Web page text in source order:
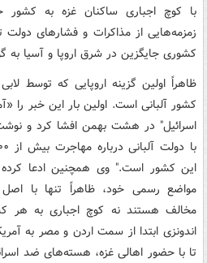
با کوچ اجباری ساکنان غزه به
زمزمه‌هایی از مذاکرات و فشارهای دولت
کشوری جایگزین در شرق اروپا و آسیا
ظاهراً اولین گزینه اروپایی که توسط
اسرائیل" در هشت بهمن افشا کرد و
این کشور است." وی همچنین ادعا
مواضع رسمی خود، ظاهراً تنها با اصل
مخالف هستند نه کوچ اجباری به هر
اندونزی ابتدا از سمت اردن و مصر به
تا با حضور اهالی غزه، هسته‌های ضد